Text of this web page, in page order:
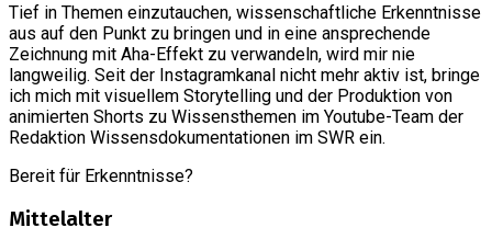
Tief in Themen einzutauchen, wissenschaftliche Erkenntnisse
aus auf den Punkt zu bringen und in eine ansprechende
Zeichnung mit Aha-Effekt zu verwandeln, wird mir nie
langweilig. Seit der Instagramkanal nicht mehr aktiv ist, bringe
ich mich mit visuellem Storytelling und der Produktion von
animierten Shorts zu Wissensthemen im Youtube-Team der
Redaktion Wissensdokumentationen im SWR ein.
Bereit für Erkenntnisse?
Mittelalter